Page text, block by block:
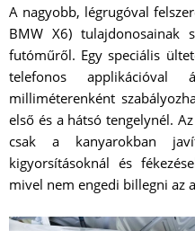
A nagyobb, légrugóval
BMW X6)
futóműről. Egy speciális
telefonos
milliméterenként
első és a hátsó tengelynél.
csak a kanyarokban
kigyorsításoknál és
mivel nem engedi billegni az